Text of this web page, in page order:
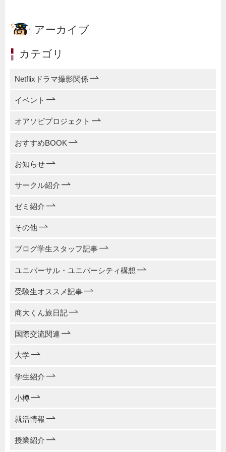
アーカイブ
カテゴリ
Netflixドラマ撮影関係
イベント
オアソビプロジェクト
おすすめBOOK
お知らせ
サークル紹介
ゼミ紹介
その他
ブログ学生スタッフ記事
ユニバーサル・ユニバーシティ構想
受験生オススメ記事
商大くん旅日記
国際交流関連
大学
学生紹介
小樽
就活情報
授業紹介